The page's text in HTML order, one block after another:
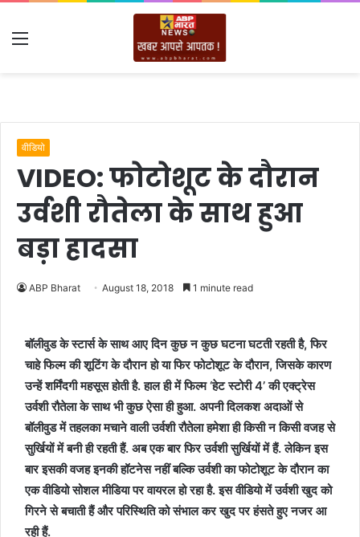
Menu
वीडियो
VIDEO: फोटोशूट के दौरान
उर्वशी रौतेला के साथ हुआ
बड़ा हादसा
ABP Bharat August 18, 2018 1 minute read
बॉलीवुड के स्टार्स के साथ आए दिन कुछ न कुछ घटना घटती रहती है, फिर
चाहे फिल्म की शूटिंग के दौरान हो या फिर फोटोशूट के दौरान, जिसके कारण
उन्हें शर्मिंदगी महसूस होती है. हाल ही में फिल्म ‘हेट स्टोरी 4’ की एक्ट्रेस
उर्वशी रौतेला के साथ भी कुछ ऐसा ही हुआ. अपनी दिलकश अदाओं से
बॉलीवुड में तहलका मचाने वाली उर्वशी रौतेला हमेशा ही किसी न किसी वजह से
सुर्खियों में बनी ही रहती हैं. अब एक बार फिर उर्वशी सुर्खियों में हैं. लेकिन इस
बार इसकी वजह इनकी हॉटनेस नहीं बल्कि उर्वशी का फोटोशूट के दौरान का
एक वीडियो सोशल मीडिया पर वायरल हो रहा है. इस वीडियो में उर्वशी खुद को
गिरने से बचाती हैं और परिस्थिति को संभाल कर खुद पर हंसते हुए नजर आ
रही हैं.